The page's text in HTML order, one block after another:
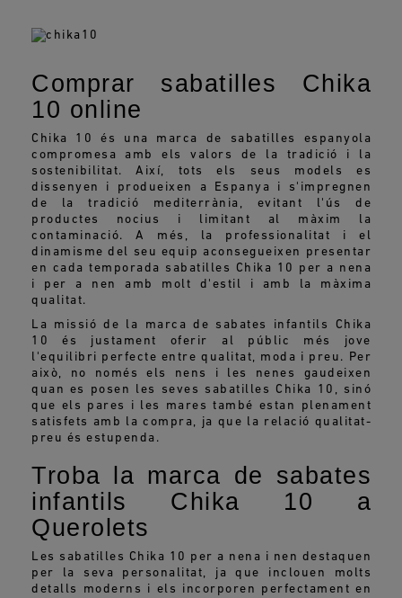
Comprar sabatilles Chika
10 online
Chika 10 és una marca de sabatilles espanyola
compromesa amb els valors de la tradició i la
sostenibilitat. Així, tots els seus models es
dissenyen i produeixen a Espanya i s'impregnen
de la tradició mediterrània, evitant l'ús de
productes nocius i limitant al màxim la
contaminació. A més, la professionalitat i el
dinamisme del seu equip aconsegueixen presentar
en cada temporada sabatilles Chika 10 per a nena
i per a nen amb molt d'estil i amb la màxima
qualitat.
La missió de la marca de sabates infantils Chika
10 és justament oferir al públic més jove
l'equilibri perfecte entre qualitat, moda i preu. Per
això, no només els nens i les nenes gaudeixen
quan es posen les seves sabatilles Chika 10, sinó
que els pares i les mares també estan plenament
satisfets amb la compra, ja que la relació qualitat-
preu és estupenda.
Troba la marca de sabates
infantils Chika 10 a
Querolets
Les sabatilles Chika 10 per a nena i nen destaquen
per la seva personalitat, ja que inclouen molts
detalls moderns i els incorporen perfectament en